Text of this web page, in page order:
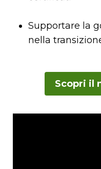
Supportare la
nella
Scopri il